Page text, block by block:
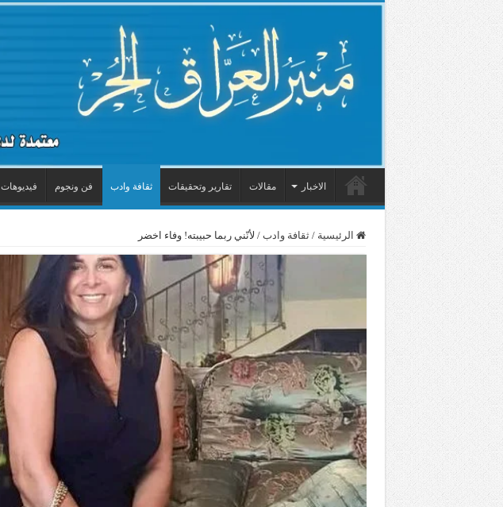
الاخبار مقالات تقارير وتحقيقات ثقافة وادب فن ونجوم فيديوهات
الرئيسية / ثقافة وادب / لأنّني ربما حبيبته! وفاء اخضر